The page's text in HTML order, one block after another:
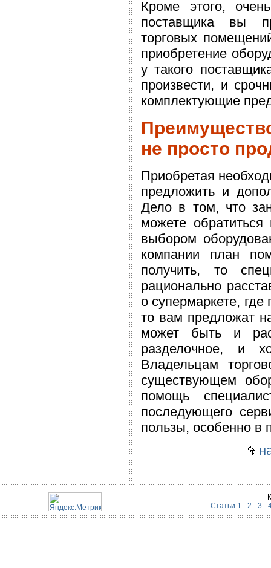
Кроме этого,
поставщика вы
торговых
приобретение
у такого
произвести, и
комплектующие
не просто
Приобретая
предложить и
Дело в том, что
можете
выбором
компании план
получить, то
рационально
о супермаркете,
то вам предложат
может быть и
разделочное, и
Владельцам
существующем
помощь
последующего
пользы, особенно в
Статьи 1 - 2 - 3 -